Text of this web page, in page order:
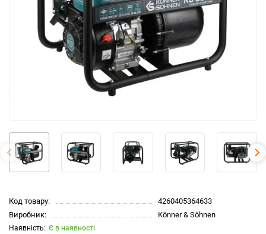
Код товару:
4260405364633
Виробник:
Könner & Söhnen
Є в наявності